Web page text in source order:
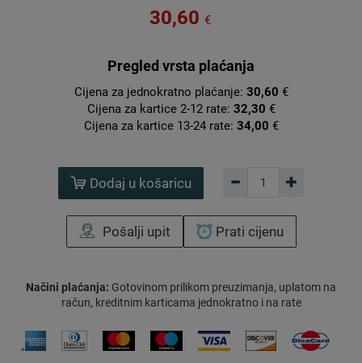
30,60 €
Pregled vrsta plaćanja
Cijena za jednokratno plaćanje: 30,60 €
Cijena za kartice 2-12 rate: 32,30 €
Cijena za kartice 13-24 rate: 34,00 €
Dodaj u košaricu
Pošalji upit Prati cijenu
Načini plaćanja: Gotovinom prilikom preuzimanja, uplatom na
račun, kreditnim karticama jednokratno i na rate